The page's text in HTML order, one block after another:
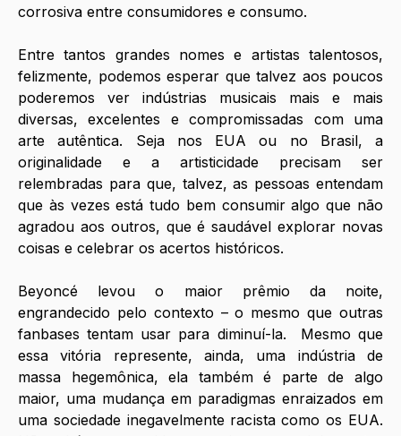
corrosiva entre consumidores e consumo.
Entre tantos grandes nomes e artistas talentosos,
felizmente, podemos esperar que talvez aos poucos
poderemos ver indústrias musicais mais e mais
diversas, excelentes e compromissadas com uma
arte autêntica. Seja nos EUA ou no Brasil, a
originalidade e a artisticidade precisam ser
relembradas para que, talvez, as pessoas entendam
que às vezes está tudo bem consumir algo que não
agradou aos outros, que é saudável explorar novas
coisas e celebrar os acertos históricos.
Beyoncé levou o maior prêmio da noite,
engrandecido pelo contexto – o mesmo que outras
fanbases tentam usar para diminuí-la.  Mesmo que
essa vitória represente, ainda, uma indústria de
massa hegemônica, ela também é parte de algo
maior, uma mudança em paradigmas enraizados em
uma sociedade inegavelmente racista como os EUA.